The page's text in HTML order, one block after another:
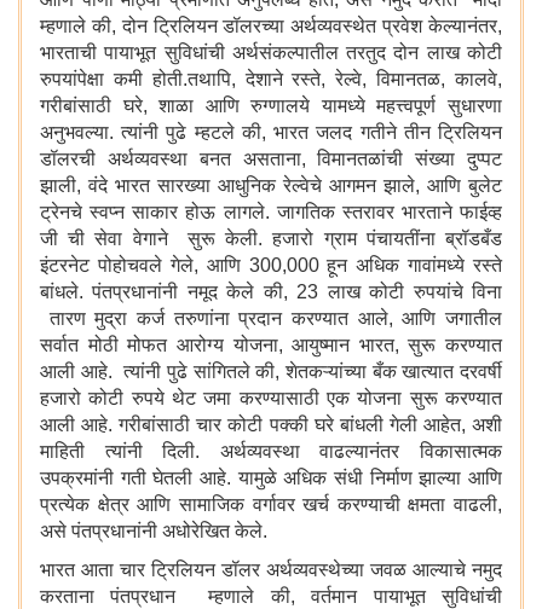
म्हणाले की, दोन ट्रिलियन डॉलरच्या अर्थव्यवस्थेत प्रवेश केल्यानंतर,
भारताची पायाभूत सुविधांची अर्थसंकल्पातील तरतुद दोन लाख कोटी
रुपयांपेक्षा कमी होती.तथापि, देशाने रस्ते, रेल्वे, विमानतळ, कालवे,
गरीबांसाठी घरे, शाळा आणि रुग्णालये यामध्ये महत्त्वपूर्ण सुधारणा
अनुभवल्या. त्यांनी पुढे म्हटले की, भारत जलद गतीने तीन ट्रिलियन
डॉलरची अर्थव्यवस्था बनत असताना, विमानतळांची संख्या दुप्पट
झाली, वंदे भारत सारख्या आधुनिक रेल्वेचे आगमन झाले, आणि बुलेट
ट्रेनचे स्वप्न साकार होऊ लागले. जागतिक स्तरावर भारताने फाईव्ह
जी ची सेवा वेगाने सुरू केली. हजारो ग्राम पंचायतींना ब्रॉडबँड
इंटरनेट पोहोचवले गेले, आणि 300,000 हून अधिक गावांमध्ये रस्ते
बांधले. पंतप्रधानांनी नमूद केले की, 23 लाख कोटी रुपयांचे विना
तारण मुद्रा कर्ज तरुणांना प्रदान करण्यात आले, आणि जगातील
सर्वात मोठी मोफत आरोग्य योजना, आयुष्मान भारत, सुरू करण्यात
आली आहे. त्यांनी पुढे सांगितले की, शेतकऱ्यांच्या बँक खात्यात दरवर्षी
हजारो कोटी रुपये थेट जमा करण्यासाठी एक योजना सुरू करण्यात
आली आहे. गरीबांसाठी चार कोटी पक्की घरे बांधली गेली आहेत, अशी
माहिती त्यांनी दिली. अर्थव्यवस्था वाढल्यानंतर विकासात्मक
उपक्रमांनी गती घेतली आहे. यामुळे अधिक संधी निर्माण झाल्या आणि
प्रत्येक क्षेत्र आणि सामाजिक वर्गावर खर्च करण्याची क्षमता वाढली,
असे पंतप्रधानांनी अधोरेखित केले.
भारत आता चार ट्रिलियन डॉलर अर्थव्यवस्थेच्या जवळ आल्याचे नमुद
करताना पंतप्रधान म्हणाले की, वर्तमान पायाभूत सुविधांची